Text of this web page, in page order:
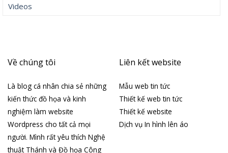
Videos
Về chúng tôi
Là blog cá nhân chia sẻ những
kiến thức đồ họa và kinh
nghiệm làm website
Wordpress cho tất cả mọi
người. Mình rất yêu thích Nghệ
thuật Thánh và Đồ họa Công
Liên kết website
Mẫu web tin tức
Thiết kế web tin tức
Thiết kế website
Dịch vụ In hình lên áo